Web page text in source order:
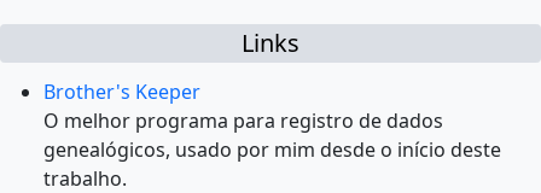
Links
Brother's Keeper
O melhor programa para registro de dados
genealógicos, usado por mim desde o início deste
trabalho.